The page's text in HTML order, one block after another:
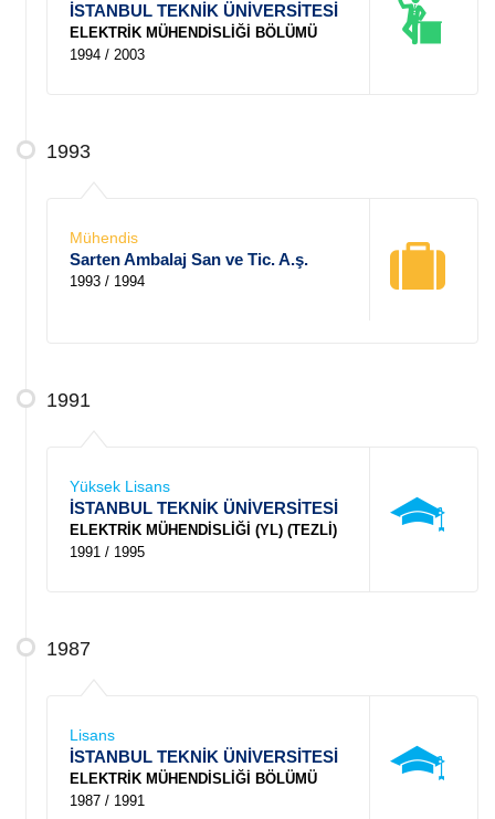
İSTANBUL TEKNİK ÜNİVERSİTESİ
ELEKTRİK MÜHENDİSLİĞİ BÖLÜMÜ
1994 / 2003
1993
Mühendis
Sarten Ambalaj San ve Tic. A.ş.
1993 / 1994
1991
Yüksek Lisans
İSTANBUL TEKNİK ÜNİVERSİTESİ
ELEKTRİK MÜHENDİSLİĞİ (YL) (TEZLİ)
1991 / 1995
1987
Lisans
İSTANBUL TEKNİK ÜNİVERSİTESİ
ELEKTRİK MÜHENDİSLİĞİ BÖLÜMÜ
1987 / 1991